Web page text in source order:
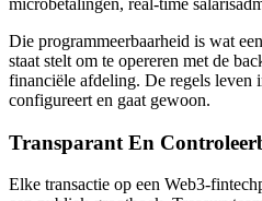
microbetalingen, real-time
Die programmeerbaarheid is wat
staat stelt om te opereren met de
financiële afdeling. De regels leven
configureert en gaat gewoon.
Transparant En
Elke transactie op een Web3-